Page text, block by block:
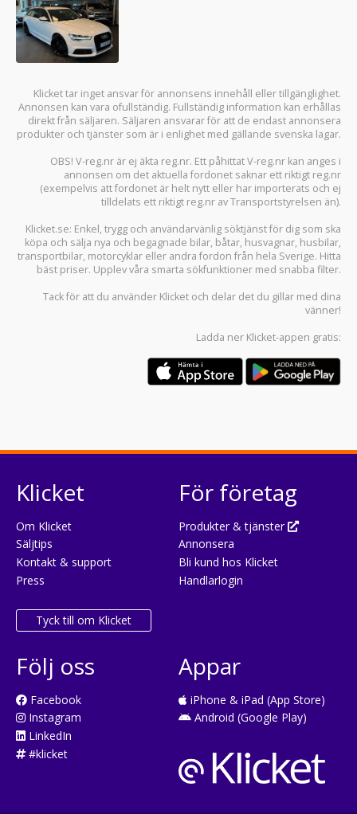
Klicket tar inget ansvar för annonsens innehåll eller tillgänglighet.
Annonsen kan vara ofullständig. Fullständig information kan erhållas
direkt från säljaren. Säljaren ansvarar för att de endast annonsera
produkter och tjänster som är i enlighet med gällande svenska lagar.
OBS! V-reg.nr är ej äkta reg.nr. Ett påhittat V-reg.nr kan anges i
annonsen om det aktuella fordonet saknar ett riktigt reg.nr
(exempelvis att fordonet är helt nytt eller har importerats och ej
tilldelats ett riktigt reg.nr av Transportstyrelsen än).
Klicket.se: Enkel, trygg och användarvänlig söktjänst för dig som ska
köpa och sälja nya och begagnade bilar, båtar, husvagnar, husbilar,
transportbilar, motorcyklar eller andra fordon från hela Sverige. Hitta
bäst priser. Upplev våra smarta sökfunktioner med snabba filter.
Tack för att du använder Klicket och delar det du gillar med dina
vänner!
Ladda ner Klicket-appen gratis:
Klicket
Om Klicket
Säljtips
Kontakt & support
Press
Tyck till om Klicket
För företag
Produkter & tjänster
Annonsera
Bli kund hos Klicket
Handlarlogin
Följ oss
Facebook
Instagram
LinkedIn
#klicket
Appar
iPhone & iPad (App Store)
Android (Google Play)